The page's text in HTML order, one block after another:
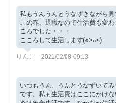
私もうんうんとうなずきながら見
この春、退職なので生活費も変
ころでした・・・
こころして生活します(๑˃̵ᴗ˂̵)
りんこ 2021/02/08 09:13
いつもうん、うんとうなずいて
です。私も生活費はここにかけ